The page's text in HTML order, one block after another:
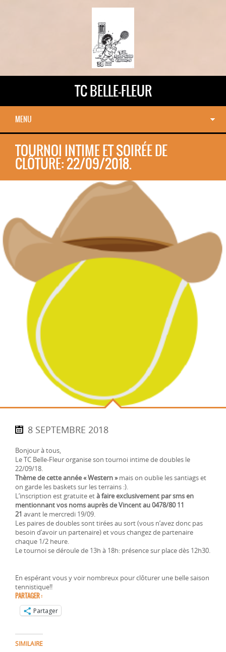
TC BELLE-FLEUR
MENU
TOURNOI INTIME ET SOIRÉE DE
CLÔTURE: 22/09/2018.
8 SEPTEMBRE 2018
Bonjour à tous,
Le TC Belle-Fleur organise son tournoi intime de doubles le
22/09/18.
Thème de cette année « Western »mais on oublie les santiags et
on garde les baskets sur les terrains :).
L’inscription est gratuite età faire exclusivement par sms en
mentionnant vos noms auprès de Vincent au 0478/80 11
21 avant le mercredi 19/09.
Les paires de doubles sont tirées au sort (vous n’avez donc pas
besoin d’avoir un partenaire) et vous changez de partenaire
chaque 1/2 heure.
Le tournoi se déroule de 13h à 18h: présence sur place dès 12h30.
En espérant vous y voir nombreux pour clôturer une belle saison
tennistique!!
PARTAGER :
Partager
SIMILAIRE